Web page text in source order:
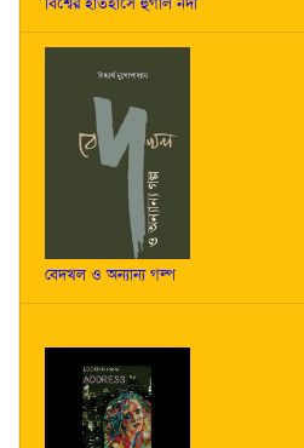
বেদখল ও অন্যান্য গল্প